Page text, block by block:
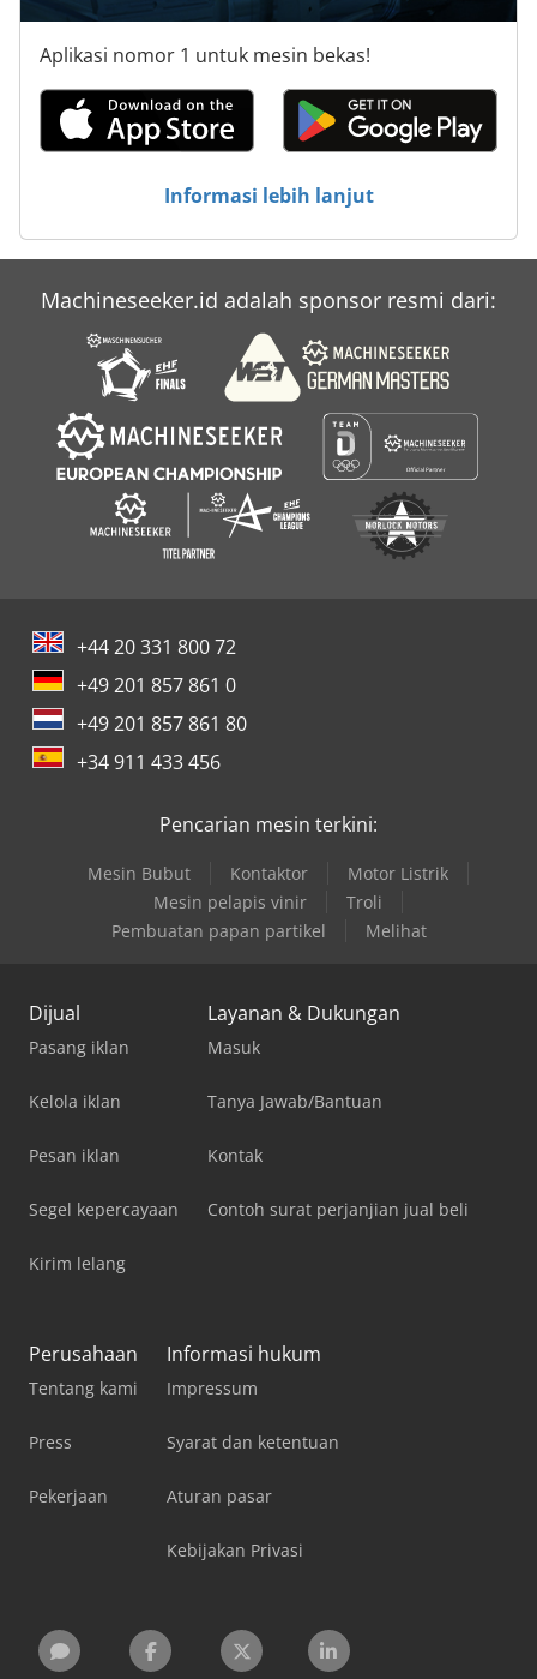
Aplikasi nomor 1 untuk mesin bekas!
Informasi lebih lanjut
Machineseeker.id adalah sponsor resmi dari:
+44 20 331 800 72
+49 201 857 861 0
+49 201 857 861 80
+34 911 433 456
Pencarian mesin terkini:
Mesin Bubut Kontaktor
Motor Listrik
Mesin pelapis vinir
Troli
Pembuatan papan partikel
Melihat
Dijual
Pasang iklan
Kelola iklan
Pesan iklan
Segel kepercayaan
Kirim lelang
Layanan & Dukungan
Masuk
Tanya Jawab/Bantuan
Kontak
Contoh surat perjanjian jual beli
Perusahaan
Tentang kami
Press
Pekerjaan
Informasi hukum
Impressum
Syarat dan ketentuan
Aturan pasar
Kebijakan Privasi